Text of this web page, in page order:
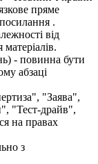
пряме
.
від
- повинна бути
абзаці
"Заява",
"Тест-драйв",
на правах
з